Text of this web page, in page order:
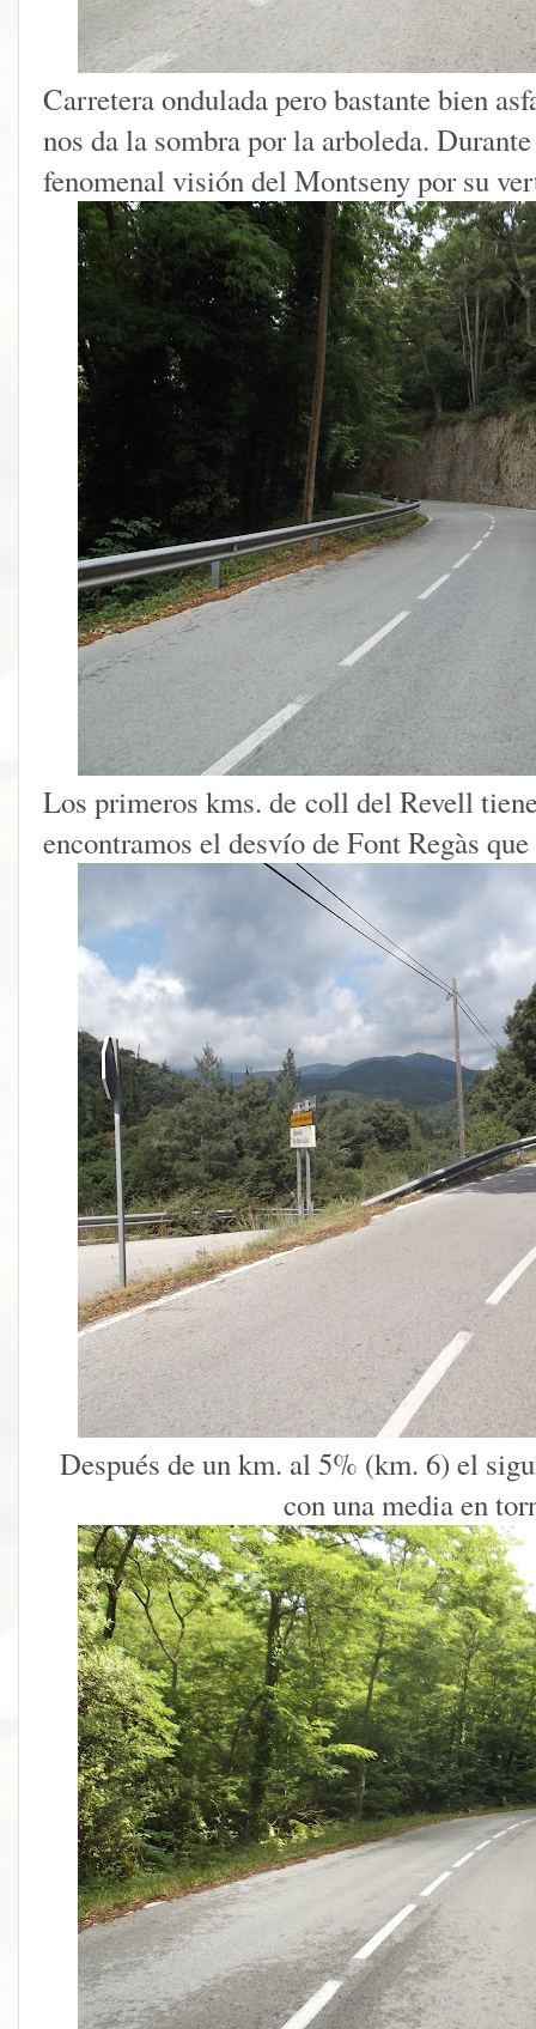
Carretera ondulada pero bastante bien
nos da la sombra por la arboleda.
fenomenal visión del Montseny por su
Los primeros kms. de coll del Revell
encontramos el desvío de Font Regàs
Después de un km. al 5% (km. 6) el
con una media en